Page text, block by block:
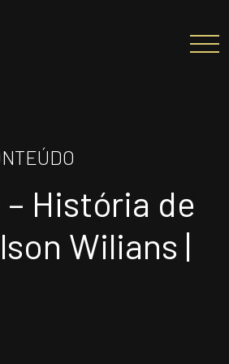
História de
Wilians |